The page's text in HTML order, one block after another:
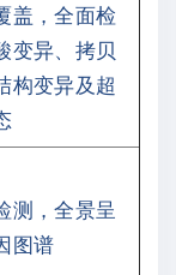
盖，全面检
变异、拷贝
构变异及超
测，全景呈
图谱